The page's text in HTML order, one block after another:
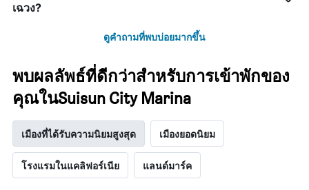
เฉวง?
ดูคำถามที่พบบ่อยมากขึ้น
พบผลลัพธ์ที่ดีกว่าสำหรับการเข้าพักของ
คุณในSuisun City Marina
เมืองที่ได้รับความนิยมสูงสุด เมืองยอดนิยม
โรงแรมในแคลิฟอร์เนีย แลนด์มาร์ค